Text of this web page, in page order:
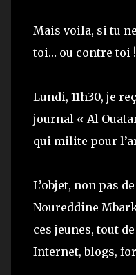
Mais voila, si tu
toi… ou contre toi !
Lundi, 11h30, je
journal « Al
qui milite pour
L’objet, non pas
Noureddine
ces jeunes, tout
Internet, blogs,